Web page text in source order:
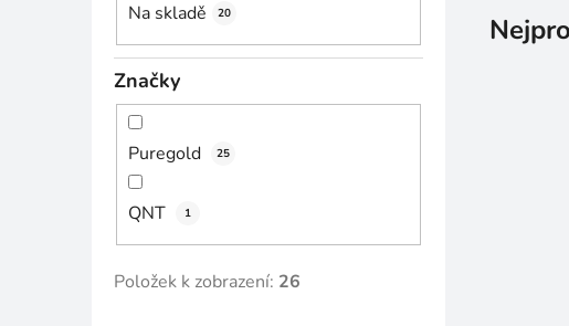
Na skladě 20
Značky
Puregold 25
QNT 1
Položek k zobrazení: 26